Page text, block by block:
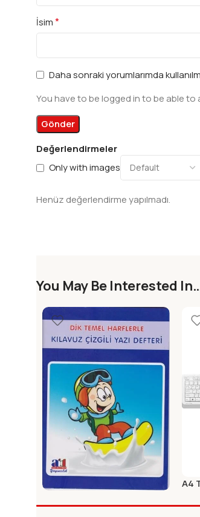
Değerlendirmeler
Only with images
Henüz değerlendirme yapılmadı.
İsim*
Daha sonraki yorumlarımda
You have to be logged in to be able
You May Be Interested
DEFITERI KARTON KAPAK
A4